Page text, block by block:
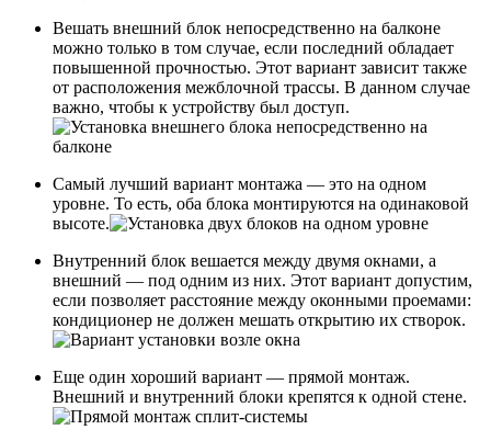
Вешать внешний блок непосредственно на балконе
можно только в том случае, если последний обладает
повышенной прочностью. Этот вариант зависит также
от расположения межблочной трассы. В данном случае
важно, чтобы к устройству был доступ.
Самый лучший вариант монтажа — это на одном
уровне. То есть, оба блока монтируются на одинаковой
высоте.
Внутренний блок вешается между двумя окнами, а
внешний — под одним из них. Этот вариант допустим,
если позволяет расстояние между оконными проемами:
кондиционер не должен мешать открытию их створок.
Еще один хороший вариант — прямой монтаж.
Внешний и внутренний блоки крепятся к одной стене.